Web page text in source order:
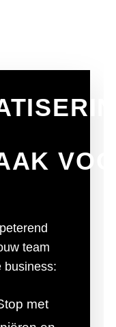
team
business:
met